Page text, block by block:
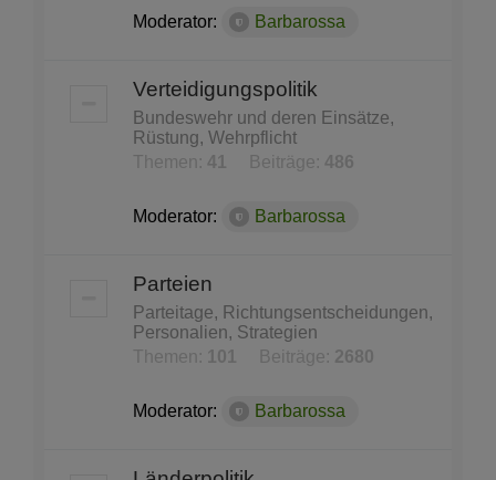
Moderator: Barbarossa
Verteidigungspolitik
Bundeswehr und deren Einsätze,
Rüstung, Wehrpflicht
Themen: 41 Beiträge: 486
Moderator: Barbarossa
Parteien
Parteitage, Richtungsentscheidungen,
Personalien, Strategien
Themen:
101 Beiträge: 2680
Moderator: Barbarossa